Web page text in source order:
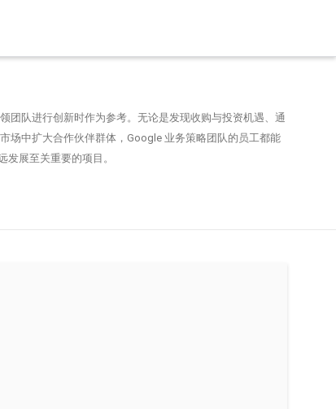
团队进行创新时作为参考。无论是发现收购与投资机遇、通
场中扩大合作伙伴群体，Google 业务策略团队的员工都能
展至关重要的项目。